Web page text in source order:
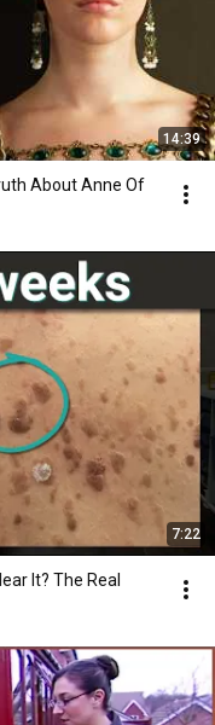
14:39
About Anne Of
7:22
It? The Real